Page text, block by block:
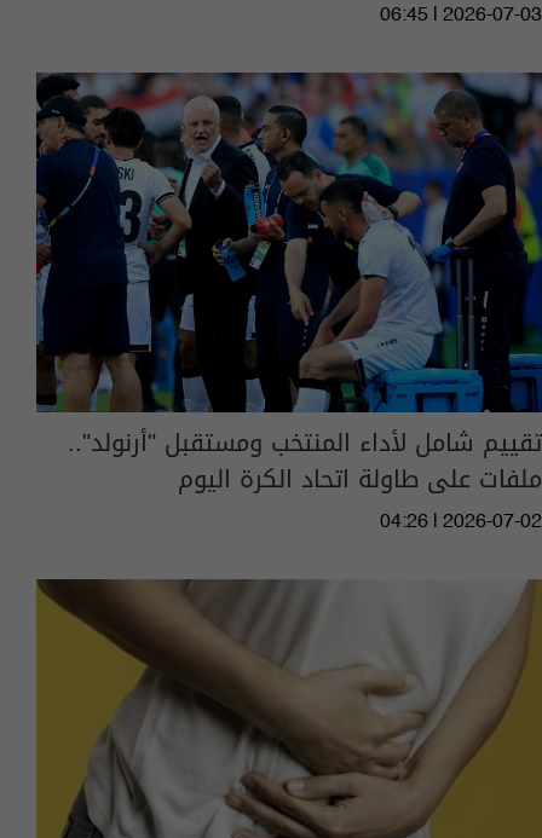
06:45 | 2026-07-03
تقييم شامل لأداء المنتخب ومستقبل "أرنولد"..
ملفات على طاولة اتحاد الكرة اليوم
04:26 | 2026-07-02